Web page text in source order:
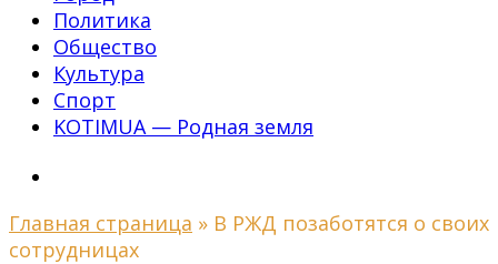
Политика
Общество
Культура
Спорт
KOTIMUA — Родная земля
Главная страница » В РЖД позаботятся о своих
сотрудницах